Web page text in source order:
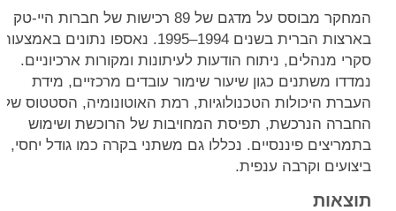
המחקר מבוסס על מדגם של 89 רכישות של חברות היי-טק
בארצות הברית בשנים 1994–1995. נאספו נתונים באמצעות
סקרי מנהלים, ניתוח הודעות לעיתונות ומקורות ארכיוניים.
נמדדו משתנים כגון שיעור שימור עובדים מרכזיים, מידת
העברת היכולות הטכנולוגיות, רמת האוטונומיה, הסטטוס של
החברה הנרכשת, תפיסת המחויבות של הרוכשת ושימוש
בתמריצים פיננסיים. נכללו גם משתני בקרה כמו גודל יחסי,
ביצועים וקרבה ענפית.
תוצאות